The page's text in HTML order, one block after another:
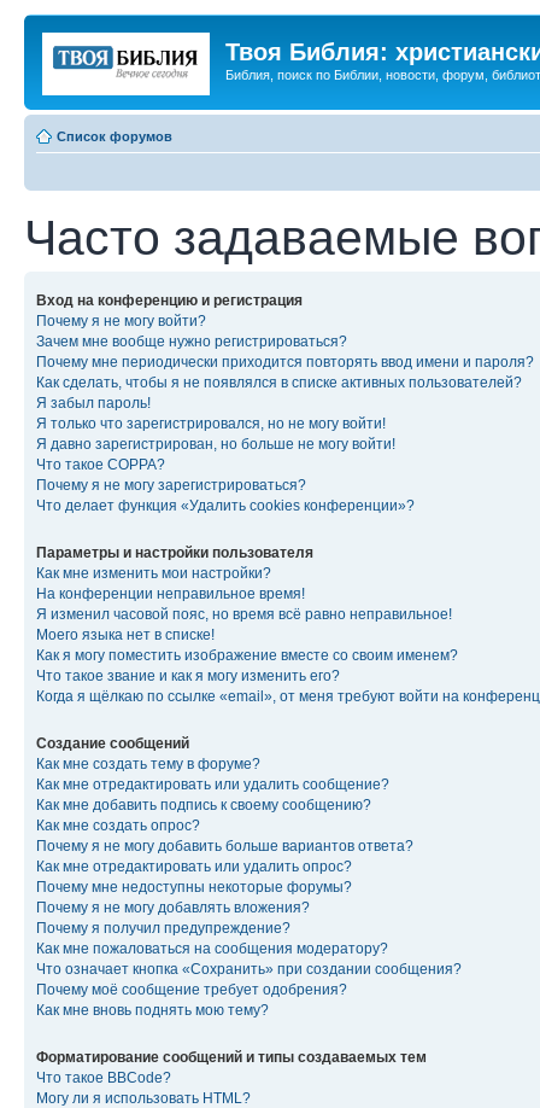
Твоя Библия:
Библия, поиск по Библии, новости, форум,
Список форумов
Часто задаваемые
Вход на конференцию и регистрация
Почему я не могу войти?
Зачем мне вообще нужно регистрироваться?
Почему мне периодически приходится повторять ввод имени и пароля?
Как сделать, чтобы я не появлялся в списке активных пользователей?
Я забыл пароль!
Я только что зарегистрировался, но не могу войти!
Я давно зарегистрирован, но больше не могу войти!
Что такое COPPA?
Почему я не могу зарегистрироваться?
Что делает функция «Удалить cookies конференции»?
Параметры и настройки пользователя
Как мне изменить мои настройки?
На конференции неправильное время!
Я изменил часовой пояс, но время всё равно неправильное!
Моего языка нет в списке!
Как я могу поместить изображение вместе со своим именем?
Что такое звание и как я могу изменить его?
Когда я щёлкаю по ссылке «email», от меня требуют войти на
Создание сообщений
Как мне создать тему в форуме?
Как мне отредактировать или удалить сообщение?
Как мне добавить подпись к своему сообщению?
Как мне создать опрос?
Почему я не могу добавить больше вариантов ответа?
Как мне отредактировать или удалить опрос?
Почему мне недоступны некоторые форумы?
Почему я не могу добавлять вложения?
Почему я получил предупреждение?
Как мне пожаловаться на сообщения модератору?
Что означает кнопка «Сохранить» при создании сообщения?
Почему моё сообщение требует одобрения?
Как мне вновь поднять мою тему?
Форматирование сообщений и типы создаваемых тем
Что такое BBCode?
Могу ли я использовать HTML?